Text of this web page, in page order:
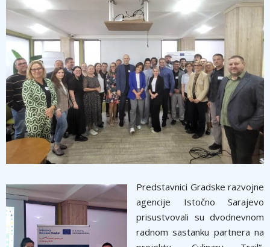
Predstavnici Gradske razvojne
agencije Istočno Sarajevo
prisustvovali su dvodnevnom
radnom sastanku partnera na